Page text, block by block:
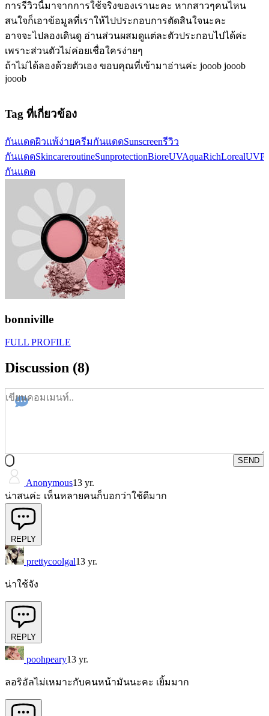
การรีวิวนี้มาจากการใช้จริงของเรานะคะ หากสาวๆคนไหน
สนใจก็เอาข้อมูลที่เราให้ไปประกอบการตัดสินใจนะคะ
อาจจะไปลองเดินดู อ่านส่วนผสมดูแต่ละตัวประกอบไปได้ค่ะ
เพราะส่วนตัวไม่ค่อยเชื่อใครง่ายๆ
ถ้าไม่ได้ลองด้วยตัวเอง ขอบคุณที่เข้ามาอ่านค่ะ jooob jooob
jooob
Tag ที่เกี่ยวข้อง
กันแดดผิวแพ้ง่ายครีมกันแดดSunscreenรีวิว
กันแดดSkincareroutineSunprotectionBioreUVAquaRich
กันแดด
bonniville
FULL PROFILE
Discussion (8)
SEND
Anonymous13 yr.
น่าสนค่ะ เห็นหลายคนก็บอกว่าใช้ดีมาก
REPLY
prettycoolgal13 yr.
น่าใช้จัง
REPLY
poohpeary13 yr.
ลอริอัลไม่เหมาะกับคนหน้ามันนะคะ เยิ้มมาก